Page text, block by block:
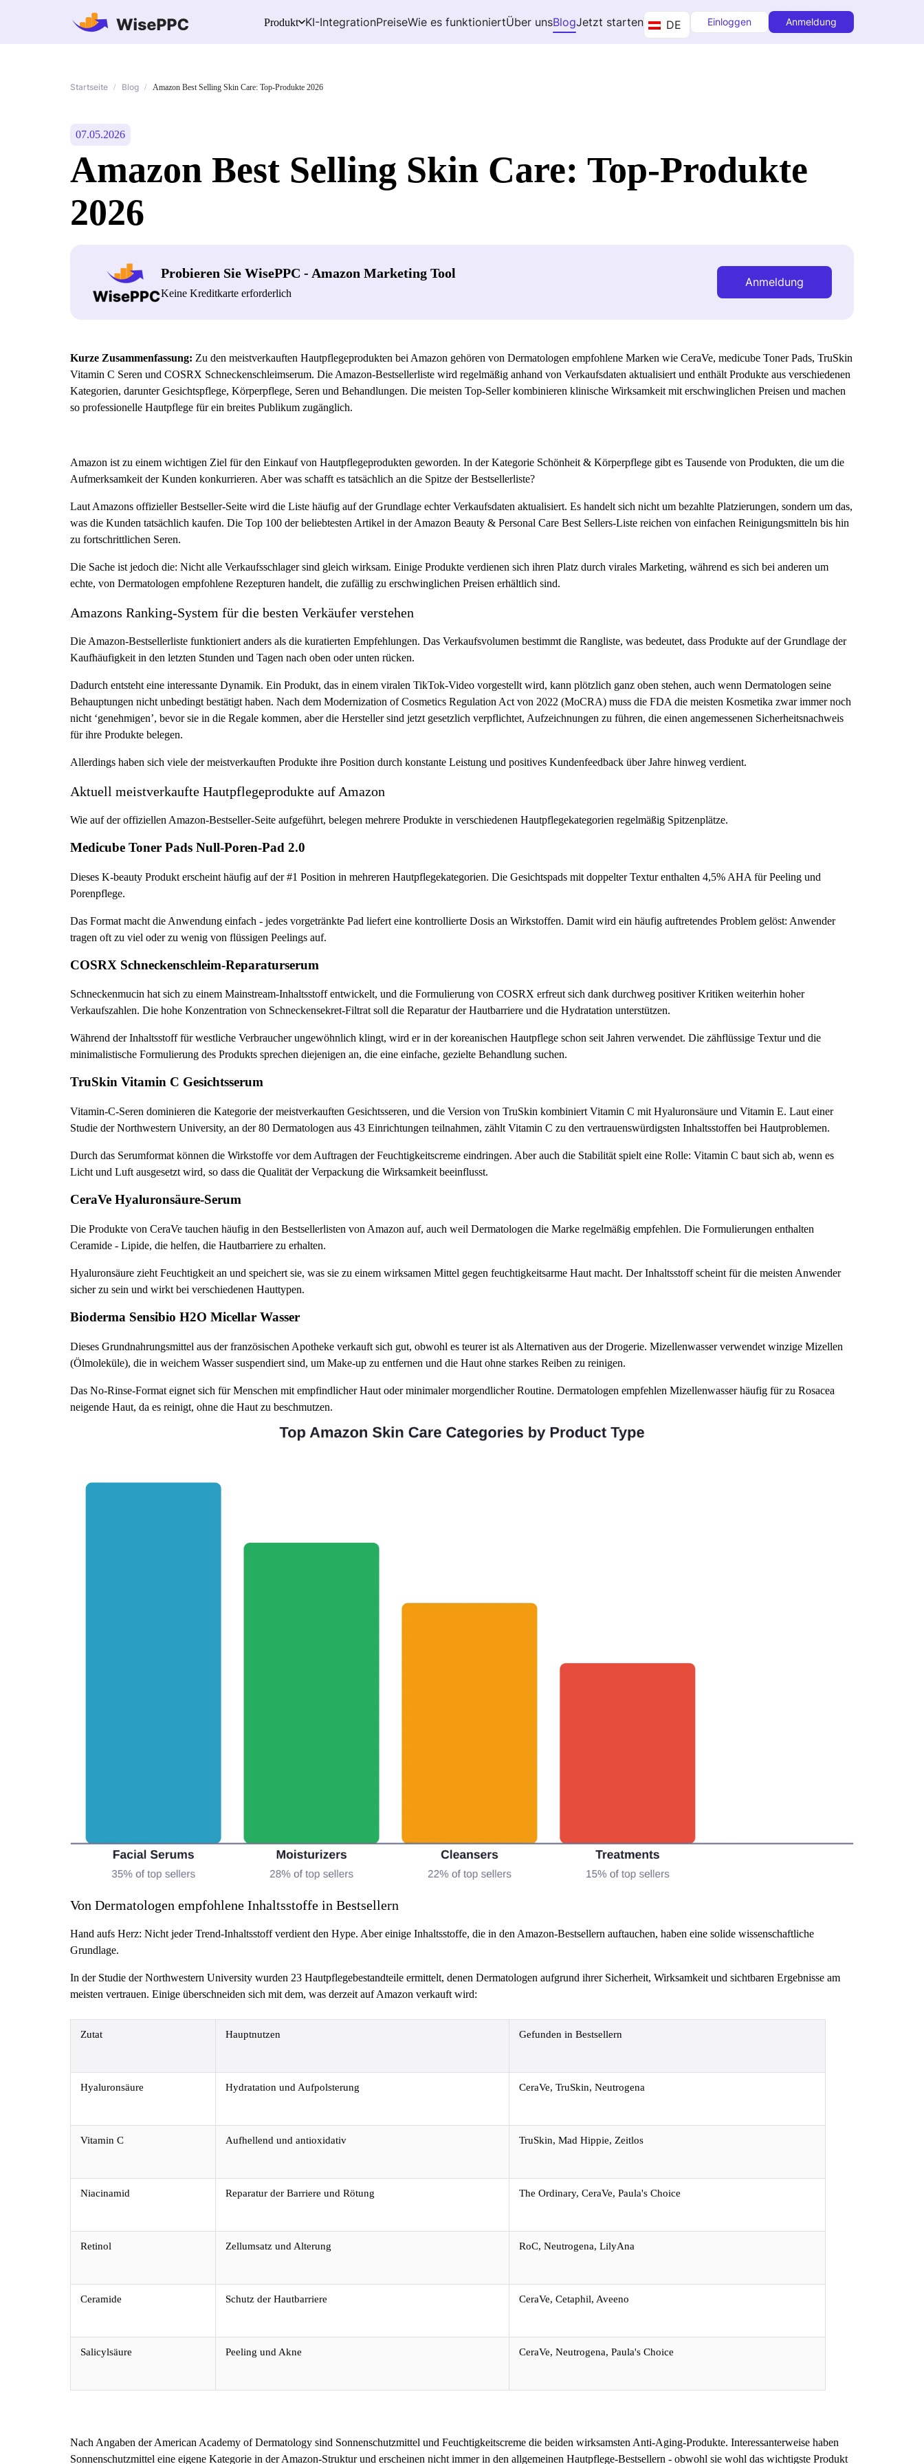
Produkt KI-IntegrationPreiseWie es funktioniertÜber unsBlogJetzt starten DE Einloggen Anmeldung
Startseite / Blog / Amazon Best Selling Skin Care: Top-Produkte 2026
07.05.2026
Amazon Best Selling Skin Care: Top-Produkte
2026
Probieren Sie WisePPC - Amazon Marketing Tool
Keine Kreditkarte erforderlich
Anmeldung
Kurze Zusammenfassung: Zu den meistverkauften Hautpflegeprodukten bei Amazon gehören von Dermatologen empfohlene Marken wie CeraVe, medicube Toner Pads, TruSkin
Vitamin C Seren und COSRX Schneckenschleimserum. Die Amazon-Bestsellerliste wird regelmäßig anhand von Verkaufsdaten aktualisiert und enthält Produkte aus verschiedenen
Kategorien, darunter Gesichtspflege, Körperpflege, Seren und Behandlungen. Die meisten Top-Seller kombinieren klinische Wirksamkeit mit erschwinglichen Preisen und machen
so professionelle Hautpflege für ein breites Publikum zugänglich.
Amazon ist zu einem wichtigen Ziel für den Einkauf von Hautpflegeprodukten geworden. In der Kategorie Schönheit & Körperpflege gibt es Tausende von Produkten, die um die
Aufmerksamkeit der Kunden konkurrieren. Aber was schafft es tatsächlich an die Spitze der Bestsellerliste?
Laut Amazons offizieller Bestseller-Seite wird die Liste häufig auf der Grundlage echter Verkaufsdaten aktualisiert. Es handelt sich nicht um bezahlte Platzierungen, sondern um das,
was die Kunden tatsächlich kaufen. Die Top 100 der beliebtesten Artikel in der Amazon Beauty & Personal Care Best Sellers-Liste reichen von einfachen Reinigungsmitteln bis hin
zu fortschrittlichen Seren.
Die Sache ist jedoch die: Nicht alle Verkaufsschlager sind gleich wirksam. Einige Produkte verdienen sich ihren Platz durch virales Marketing, während es sich bei anderen um
echte, von Dermatologen empfohlene Rezepturen handelt, die zufällig zu erschwinglichen Preisen erhältlich sind.
Amazons Ranking-System für die besten Verkäufer verstehen
Die Amazon-Bestsellerliste funktioniert anders als die kuratierten Empfehlungen. Das Verkaufsvolumen bestimmt die Rangliste, was bedeutet, dass Produkte auf der Grundlage der
Kaufhäufigkeit in den letzten Stunden und Tagen nach oben oder unten rücken.
Dadurch entsteht eine interessante Dynamik. Ein Produkt, das in einem viralen TikTok-Video vorgestellt wird, kann plötzlich ganz oben stehen, auch wenn Dermatologen seine
Behauptungen nicht unbedingt bestätigt haben. Nach dem Modernization of Cosmetics Regulation Act von 2022 (MoCRA) muss die FDA die meisten Kosmetika zwar immer noch
nicht ‘genehmigen’, bevor sie in die Regale kommen, aber die Hersteller sind jetzt gesetzlich verpflichtet, Aufzeichnungen zu führen, die einen angemessenen Sicherheitsnachweis
für ihre Produkte belegen.
Allerdings haben sich viele der meistverkauften Produkte ihre Position durch konstante Leistung und positives Kundenfeedback über Jahre hinweg verdient.
Aktuell meistverkaufte Hautpflegeprodukte auf Amazon
Wie auf der offiziellen Amazon-Bestseller-Seite aufgeführt, belegen mehrere Produkte in verschiedenen Hautpflegekategorien regelmäßig Spitzenplätze.
Medicube Toner Pads Null-Poren-Pad 2.0
Dieses K-beauty Produkt erscheint häufig auf der #1 Position in mehreren Hautpflegekategorien. Die Gesichtspads mit doppelter Textur enthalten 4,5% AHA für Peeling und
Porenpflege.
Das Format macht die Anwendung einfach - jedes vorgetränkte Pad liefert eine kontrollierte Dosis an Wirkstoffen. Damit wird ein häufig auftretendes Problem gelöst: Anwender
tragen oft zu viel oder zu wenig von flüssigen Peelings auf.
COSRX Schneckenschleim-Reparaturserum
Schneckenmucin hat sich zu einem Mainstream-Inhaltsstoff entwickelt, und die Formulierung von COSRX erfreut sich dank durchweg positiver Kritiken weiterhin hoher
Verkaufszahlen. Die hohe Konzentration von Schneckensekret-Filtrat soll die Reparatur der Hautbarriere und die Hydratation unterstützen.
Während der Inhaltsstoff für westliche Verbraucher ungewöhnlich klingt, wird er in der koreanischen Hautpflege schon seit Jahren verwendet. Die zähflüssige Textur und die
minimalistische Formulierung des Produkts sprechen diejenigen an, die eine einfache, gezielte Behandlung suchen.
TruSkin Vitamin C Gesichtsserum
Vitamin-C-Seren dominieren die Kategorie der meistverkauften Gesichtsseren, und die Version von TruSkin kombiniert Vitamin C mit Hyaluronsäure und Vitamin E. Laut einer
Studie der Northwestern University, an der 80 Dermatologen aus 43 Einrichtungen teilnahmen, zählt Vitamin C zu den vertrauenswürdigsten Inhaltsstoffen bei Hautproblemen.
Durch das Serumformat können die Wirkstoffe vor dem Auftragen der Feuchtigkeitscreme eindringen. Aber auch die Stabilität spielt eine Rolle: Vitamin C baut sich ab, wenn es
Licht und Luft ausgesetzt wird, so dass die Qualität der Verpackung die Wirksamkeit beeinflusst.
CeraVe Hyaluronsäure-Serum
Die Produkte von CeraVe tauchen häufig in den Bestsellerlisten von Amazon auf, auch weil Dermatologen die Marke regelmäßig empfehlen. Die Formulierungen enthalten
Ceramide - Lipide, die helfen, die Hautbarriere zu erhalten.
Hyaluronsäure zieht Feuchtigkeit an und speichert sie, was sie zu einem wirksamen Mittel gegen feuchtigkeitsarme Haut macht. Der Inhaltsstoff scheint für die meisten Anwender
sicher zu sein und wirkt bei verschiedenen Hauttypen.
Bioderma Sensibio H2O Micellar Wasser
Dieses Grundnahrungsmittel aus der französischen Apotheke verkauft sich gut, obwohl es teurer ist als Alternativen aus der Drogerie. Mizellenwasser verwendet winzige Mizellen
(Ölmoleküle), die in weichem Wasser suspendiert sind, um Make-up zu entfernen und die Haut ohne starkes Reiben zu reinigen.
Das No-Rinse-Format eignet sich für Menschen mit empfindlicher Haut oder minimaler morgendlicher Routine. Dermatologen empfehlen Mizellenwasser häufig für zu Rosacea
neigende Haut, da es reinigt, ohne die Haut zu beschmutzen.
Von Dermatologen empfohlene Inhaltsstoffe in Bestsellern
Hand aufs Herz: Nicht jeder Trend-Inhaltsstoff verdient den Hype. Aber einige Inhaltsstoffe, die in den Amazon-Bestsellern auftauchen, haben eine solide wissenschaftliche
Grundlage.
In der Studie der Northwestern University wurden 23 Hautpflegebestandteile ermittelt, denen Dermatologen aufgrund ihrer Sicherheit, Wirksamkeit und sichtbaren Ergebnisse am
meisten vertrauen. Einige überschneiden sich mit dem, was derzeit auf Amazon verkauft wird:
Zutat Hauptnutzen Gefunden in Bestsellern
Hyaluronsäure Hydratation und Aufpolsterung CeraVe, TruSkin, Neutrogena
Vitamin C Aufhellend und antioxidativ TruSkin, Mad Hippie, Zeitlos
Niacinamid Reparatur der Barriere und Rötung The Ordinary, CeraVe, Paula's Choice
Retinol Zellumsatz und Alterung RoC, Neutrogena, LilyAna
Ceramide Schutz der Hautbarriere CeraVe, Cetaphil, Aveeno
Salicylsäure Peeling und Akne CeraVe, Neutrogena, Paula's Choice
Nach Angaben der American Academy of Dermatology sind Sonnenschutzmittel und Feuchtigkeitscreme die beiden wirksamsten Anti-Aging-Produkte. Interessanterweise haben
Sonnenschutzmittel eine eigene Kategorie in der Amazon-Struktur und erscheinen nicht immer in den allgemeinen Hautpflege-Bestsellern - obwohl sie wohl das wichtigste Produkt